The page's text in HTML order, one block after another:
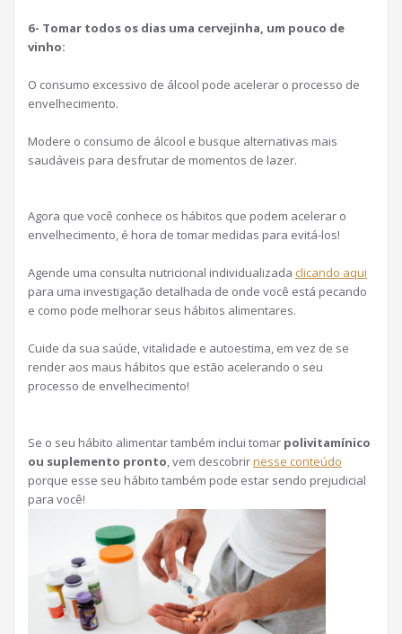
6- Tomar todos os dias uma cervejinha, um pouco de
vinho:
O consumo excessivo de álcool pode acelerar o processo de
envelhecimento.
Modere o consumo de álcool e busque alternativas mais
saudáveis para desfrutar de momentos de lazer.
Agora que você conhece os hábitos que podem acelerar o
envelhecimento, é hora de tomar medidas para evitá-los!
Agende uma consulta nutricional individualizada clicando aqui
para uma investigação detalhada de onde você está pecando
e como pode melhorar seus hábitos alimentares.
Cuide da sua saúde, vitalidade e autoestima, em vez de se
render aos maus hábitos que estão acelerando o seu
processo de envelhecimento!
Se o seu hábito alimentar também inclui tomar polivitamínico
ou suplemento pronto , vem descobrirnesse conteúdo
porque esse seu hábito também pode estar sendo prejudicial
para você!